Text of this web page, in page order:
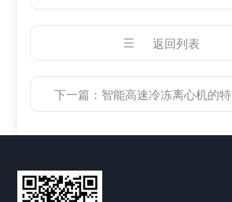
返回列表
下一篇： 智能高速冷冻离心机的特点及